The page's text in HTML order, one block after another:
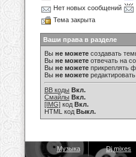
Нет новых сообщений
Тема закрыта
Ваши права в разделе
Вы не можете создавать
Вы не можете отвечать на
Вы не можете прикреплять
Вы не можете
BB коды Вкл.
Смайлы Вкл.
[IMG] код Вкл.
HTML код Выкл.
Музыка Dj mixes